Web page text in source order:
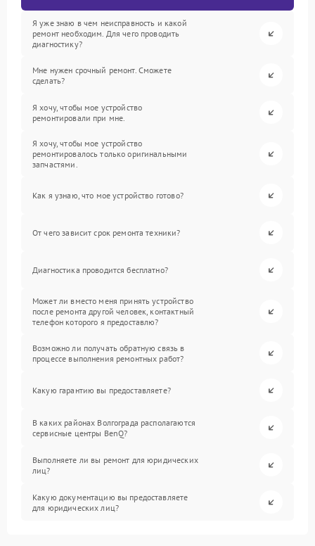
Я уже знаю в чем неисправность и какой
ремонт необходим. Для чего проводить
диагностику?
Мне нужен срочный ремонт. Сможете
сделать?
Я хочу, чтобы мое устройство
ремонтировали при мне.
Я хочу, чтобы мое устройство
ремонтировалось только оригинальными
запчастями.
Как я узнаю, что мое устройство готово?
От чего зависит срок ремонта техники?
Диагностика проводится бесплатно?
Может ли вместо меня принять устройство
после ремонта другой человек, контактный
телефон которого я предоставлю?
Возможно ли получать обратную связь в
процессе выполнения ремонтных работ?
Какую гарантию вы предоставляете?
В каких районах Волгограда располагаются
сервисные центры BenQ?
Выполняете ли вы ремонт для юридических
лиц?
Какую документацию вы предоставляете
для юридических лиц?